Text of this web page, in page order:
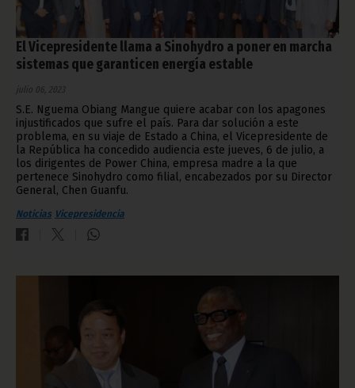
El Vicepresidente llama a Sinohydro a poner en marcha
sistemas que garanticen energía estable
julio 06, 2023
S.E. Nguema Obiang Mangue quiere acabar con los apagones
injustificados que sufre el país. Para dar solución a este
problema, en su viaje de Estado a China, el Vicepresidente de
la República ha concedido audiencia este jueves, 6 de julio, a
los dirigentes de Power China, empresa madre a la que
pertenece Sinohydro como filial, encabezados por su Director
General, Chen Guanfu.
Noticias Vicepresidencia